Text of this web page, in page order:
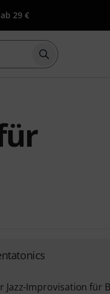
29 €
Suche mit
Improvisation für